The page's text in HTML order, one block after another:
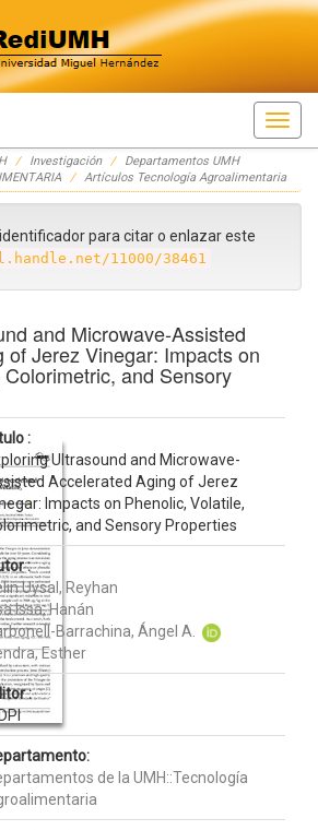
Investigación
Departamentos UMH
Artículos Tecnología Agroalimentaria
para citar o enlazar este
11000/38461
and Microwave-Assisted
of Jerez Vinegar: Impacts on
and Sensory
:
Ultrasound and Microwave-
Accelerated Aging of Jerez
Impacts on Phenolic, Volatile,
and Sensory Properties
:
Uysal, Reyhan
Issa, Hanán
Barrachina, Ángel A.
Esther
:
de la UMH::Tecnología